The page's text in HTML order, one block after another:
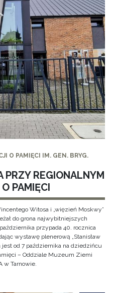
O PAMIĘCI IM. GEN. BRYG.
REGIONALNYM
PAMIĘCI
Witosa i „więzień Moskwy”
do grona najwybitniejszych
przypada 40. rocznica
wystawę plenerową „Stanisław
od 7 października na dziedzińcu
– Oddziale Muzeum Ziemi
w Tarnowie.